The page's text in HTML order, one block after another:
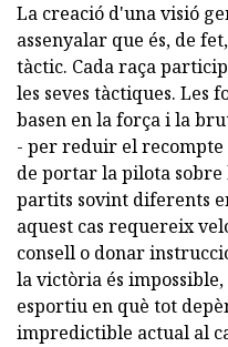
La creació d'una visió
assenyalar que és, de
tàctic. Cada raça
les seves tàctiques. Les
basen en la força i la
- per reduir el recompte
de portar la pilota
partits sovint diferents
aquest cas requereix
consell o donar
la victòria és
esportiu en què tot
impredictible actual al